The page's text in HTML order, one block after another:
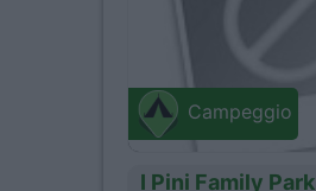
Campeggio
I Pini Family Park